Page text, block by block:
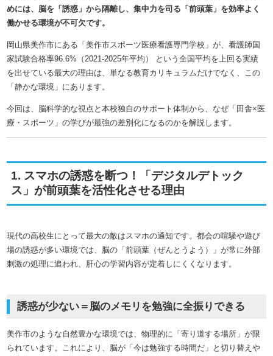
めには、脳を「誘惑」から隔離し、集中力を司る「前頭葉」を効率よく
働かせる環境が不可欠です。
岡山県美作市にある「美作市スポーツ医療看護専門学校」が、看護師国
家試験合格率96.6%（2021-2025年平均）
という全国平均を上回る実績
を出せている最大の理由は、単なる教育カリキュラムだけでなく、この
「静かな環境」にあります。
今回は、脳科学的な視点と本校独自のサポート体制から、なぜ「田舎×医
療・スポーツ」の学びが最強の差別化になるのかを解説します。
1. スマホの誘惑を断つ！「デジタルデトック
ス」が前頭葉を活性化させる理由
現代の高校生にとって最大の敵はスマホの通知です。都会の喧騒や遊び
場の誘惑が多い環境では、脳の「前頭葉（ぜんとうよう）」が常に外部
刺激の処理に追われ、肝心の学習内容が定着しにくくなります。
誘惑が少ない＝脳のメモリを勉強に全振りできる
美作市のような自然豊かな環境では、物理的に「寄り道する場所」が限
られています。これにより、脳が「今は勉強する時間だ」と切り替えや